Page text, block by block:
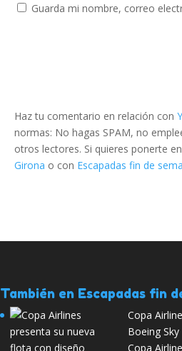
Guarda mi nombre, correo
Haz tu comentario en relación con
normas: No hagas SPAM, no
otros lectores. Si quieres ponerte
Girona o con Escapadas fin de
También en Escapadas fin
Copa
Boeing Sky
Copa